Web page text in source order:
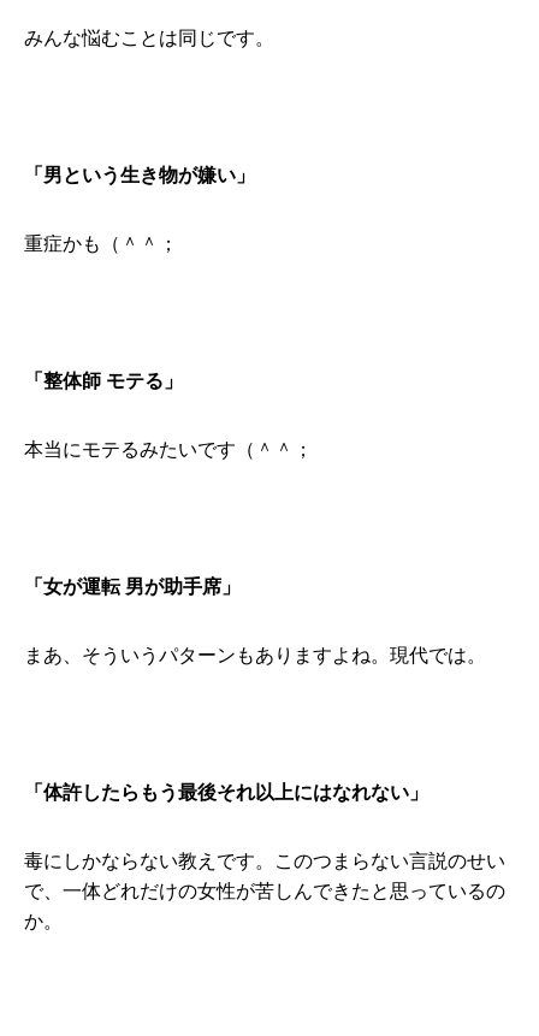
みんな悩むことは同じです。
「男という生き物が嫌い」
重症かも（＾＾；
「整体師 モテる」
本当にモテるみたいです（＾＾；
「女が運転 男が助手席」
まあ、そういうパターンもありますよね。現代では。
「体許したらもう最後それ以上にはなれない」
毒にしかならない教えです。このつまらない言説のせい
で、一体どれだけの女性が苦しんできたと思っているの
か。